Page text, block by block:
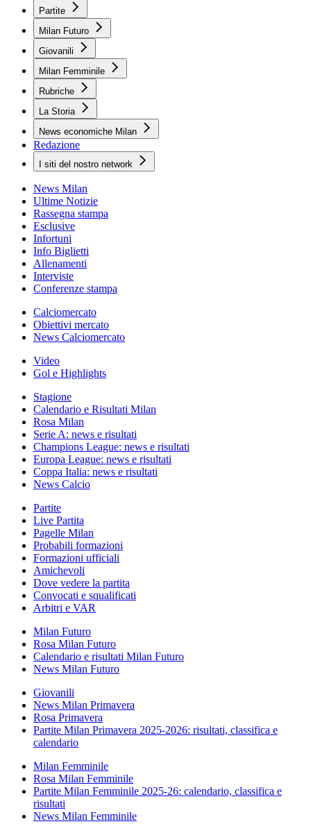
Partite
Milan Futuro
Giovanili
Milan Femminile
Rubriche
La Storia
News economiche Milan
Redazione
I siti del nostro network
News Milan
Ultime Notizie
Rassegna stampa
Esclusive
Infortuni
Info Biglietti
Allenamenti
Interviste
Conferenze stampa
Calciomercato
Obiettivi mercato
News Calciomercato
Video
Gol e Highlights
Stagione
Calendario e Risultati Milan
Rosa Milan
Serie A: news e risultati
Champions League: news e risultati
Europa League: news e risultati
Coppa Italia: news e risultati
News Calcio
Partite
Live Partita
Pagelle Milan
Probabili formazioni
Formazioni ufficiali
Amichevoli
Dove vedere la partita
Convocati e squalificati
Arbitri e VAR
Milan Futuro
Rosa Milan Futuro
Calendario e risultati Milan Futuro
News Milan Futuro
Giovanili
News Milan Primavera
Rosa Primavera
Partite Milan Primavera 2025-2026: risultati, classifica e
calendario
Milan Femminile
Rosa Milan Femminile
Partite Milan Femminile 2025-26: calendario, classifica e
risultati
News Milan Femminile